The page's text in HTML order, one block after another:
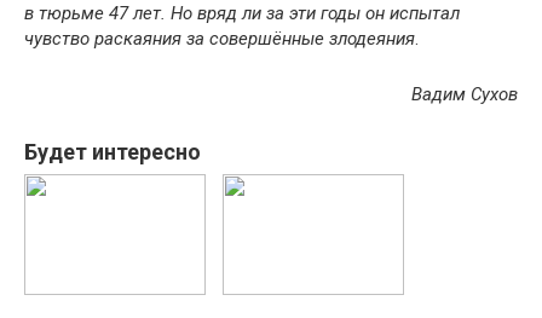
в тюрьме 47 лет. Но вряд ли за эти годы он испытал
чувство раскаяния за совершённые злодеяния.
Вадим Сухов
Будет интересно